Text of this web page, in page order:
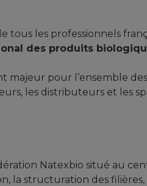
tous les professionnels
des produits
majeur pour l’ensemble
les distributeurs et les
Natexbio situé au
la structuration des